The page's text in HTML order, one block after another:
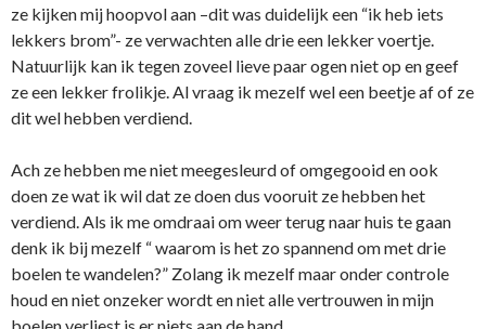
ze kijken mij hoopvol aan –dit was duidelijk een “ik heb iets
lekkers brom”- ze verwachten alle drie een lekker voertje.
Natuurlijk kan ik tegen zoveel lieve paar ogen niet op en geef
ze een lekker frolikje. Al vraag ik mezelf wel een beetje af of ze
dit wel hebben verdiend.
Ach ze hebben me niet meegesleurd of omgegooid en ook
doen ze wat ik wil dat ze doen dus vooruit ze hebben het
verdiend. Als ik me omdraai om weer terug naar huis te gaan
denk ik bij mezelf “ waarom is het zo spannend om met drie
boelen te wandelen?” Zolang ik mezelf maar onder controle
houd en niet onzeker wordt en niet alle vertrouwen in mijn